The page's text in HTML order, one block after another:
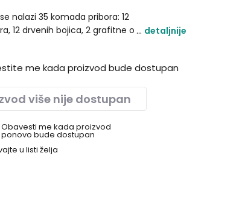
nalazi 35 komada pribora: 12
12 drvenih bojica, 2 grafitne olovke, rezač,
detaljnije
me kada proizvod bude dostupan
više nije dostupan
Obavesti me kada proizvod
ponovo bude dostupan
u listi želja